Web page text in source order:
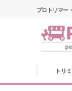
プロトリマー
トリ